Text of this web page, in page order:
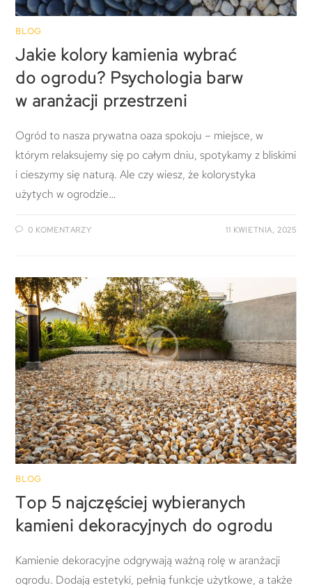
BLOG
Jakie kolory kamienia wybrać
do ogrodu? Psychologia barw
w aranżacji przestrzeni
Ogród to nasza prywatna oaza spokoju – miejsce, w
którym relaksujemy się po całym dniu, spotykamy z bliskimi
i cieszymy się naturą. Ale czy wiesz, że kolorystyka
użytych w ogrodzie…
0 KOMENTARZY 11 KWIETNIA, 2025
BLOG
Top 5 najczęściej wybieranych
kamieni dekoracyjnych do ogrodu
Kamienie dekoracyjne odgrywają ważną rolę w aranżacji
ogrodu. Dodają estetyki, pełnią funkcje użytkowe, a także